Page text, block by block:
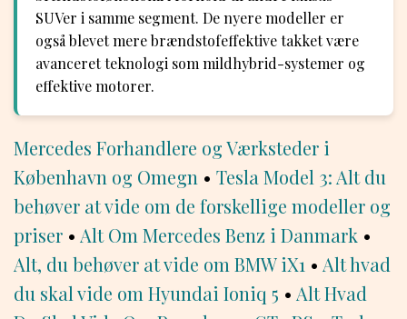
SUVer i samme segment. De nyere modeller er
også blevet mere brændstofeffektive takket være
avanceret teknologi som mildhybrid-systemer og
effektive motorer.
Mercedes Forhandlere og Værksteder i
København og Omegn • Tesla Model 3: Alt du
behøver at vide om de forskellige modeller og
priser • Alt Om Mercedes Benz i Danmark •
Alt, du behøver at vide om BMW iX1 • Alt hvad
du skal vide om Hyundai Ioniq 5 • Alt Hvad